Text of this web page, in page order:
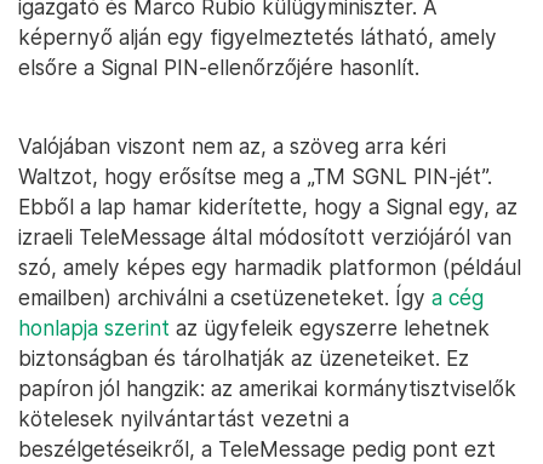
igazgató és Marco Rubio külügyminiszter. A
képernyő alján egy figyelmeztetés látható, amely
elsőre a Signal PIN-ellenőrzőjére hasonlít.
Valójában viszont nem az, a szöveg arra kéri
Waltzot, hogy erősítse meg a „TM SGNL PIN-jét”.
Ebből a lap hamar kiderítette, hogy a Signal egy, az
izraeli TeleMessage által módosított verziójáról van
szó, amely képes egy harmadik platformon (például
emailben) archiválni a csetüzeneteket. Így a cég
honlapja szerint az ügyfeleik egyszerre lehetnek
biztonságban és tárolhatják az üzeneteiket. Ez
papíron jól hangzik: az amerikai kormánytisztviselők
kötelesek nyilvántartást vezetni a
beszélgetéseikről, a TeleMessage pedig pont ezt